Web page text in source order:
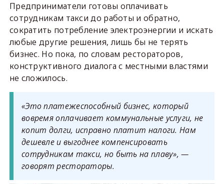
Предприниматели готовы оплачивать
сотрудникам такси до работы и обратно,
сократить потребление электроэнергии и искать
любые другие решения, лишь бы не терять
бизнес. Но пока, по словам рестораторов,
конструктивного диалога с местными властями
не сложилось.
«Это платежеспособный бизнес, который
вовремя оплачивает коммунальные услуги, не
копит долги, исправно платит налоги. Нам
дешевле и выгоднее компенсировать
сотрудникам такси, но быть на плаву», —
говорят рестораторы.